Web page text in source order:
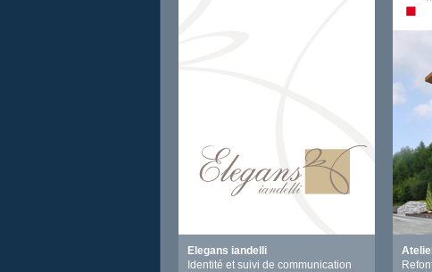
Elegans iandelli
Identité et suivi de communication